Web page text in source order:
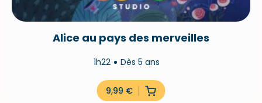
Alice au pays des merveilles
1h22 Dès 5 ans
9,99 €